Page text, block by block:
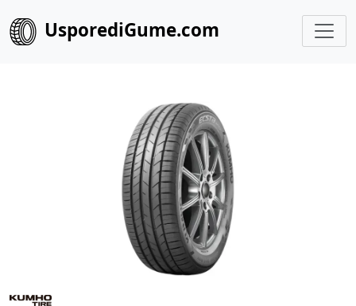
UsporediGume.com